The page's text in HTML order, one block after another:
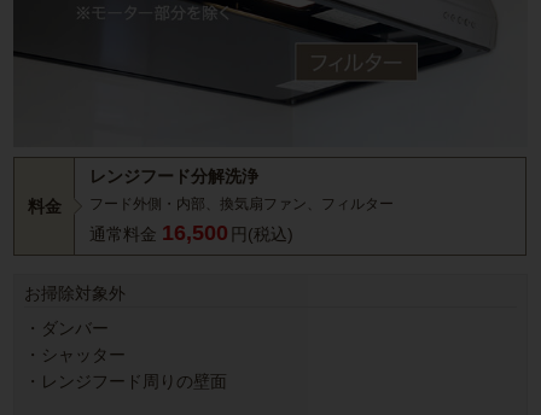
料金
レンジフード分解洗浄
フード外側・内部、換気扇ファン、フィルター
通常料金 16,500 円(税込)
お掃除対象外
・ダンバー
・シャッター
・レンジフード周りの壁面